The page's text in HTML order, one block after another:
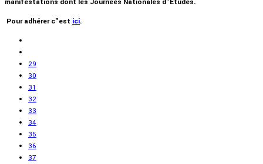
manifestations dont les Journées Nationales d"Etudes.
Pour adhérer c"est ici.
29
30
31
32
33
34
35
36
37